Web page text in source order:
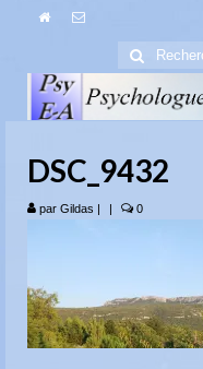
Rechercher
:
DSC_9432
par Gildas 0